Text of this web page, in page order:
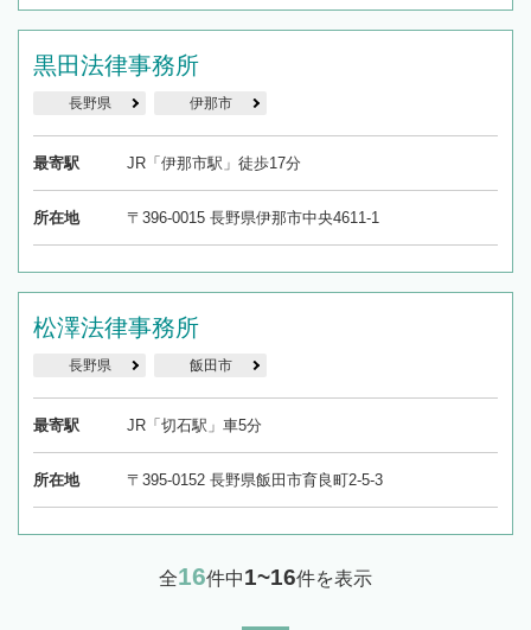
黒田法律事務所
長野県 伊那市
最寄駅 JR「伊那市駅」徒歩17分
所在地 〒396-0015 長野県伊那市中央4611-1
松澤法律事務所
長野県 飯田市
最寄駅 JR「切石駅」車5分
所在地 〒395-0152 長野県飯田市育良町2-5-3
全16件中1~16件を表示